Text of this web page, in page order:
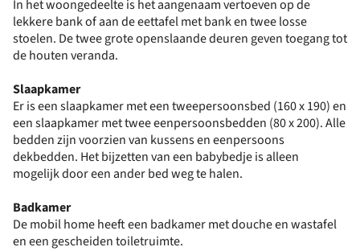
In het woongedeelte is het aangenaam vertoeven op de
lekkere bank of aan de eettafel met bank en twee losse
stoelen. De twee grote openslaande deuren geven toegang tot
de houten veranda.
Slaapkamer
Er is een slaapkamer met een tweepersoonsbed (160 x 190) en
een slaapkamer met twee eenpersoonsbedden (80 x 200). Alle
bedden zijn voorzien van kussens en eenpersoons
dekbedden. Het bijzetten van een babybedje is alleen
mogelijk door een ander bed weg te halen.
Badkamer
De mobil home heeft een badkamer met douche en wastafel
en een gescheiden toiletruimte.